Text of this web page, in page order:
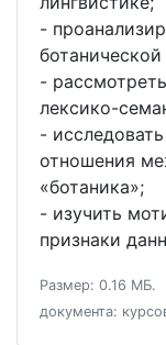
-
-
лексико-
-
отношения
«ботаника»;
- изучить
признаки
Размер: 0.16 МБ.
документа: